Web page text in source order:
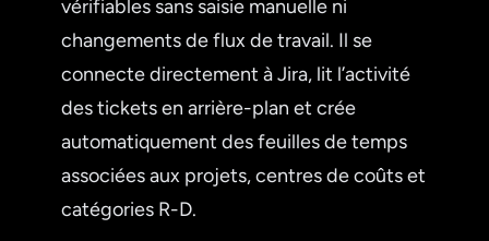
vérifiables sans saisie manuelle ni
changements de flux de travail. Il se
connecte directement à Jira, lit l’activité
des tickets en arrière-plan et crée
automatiquement des feuilles de temps
associées aux projets, centres de coûts et
catégories R-D.